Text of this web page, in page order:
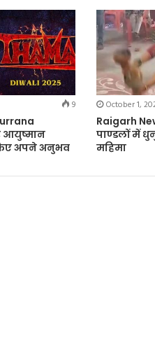
9
आयुष्मान
अपने अनुभव
October 1,
Raigarh
पाण्डलों में
महिमा